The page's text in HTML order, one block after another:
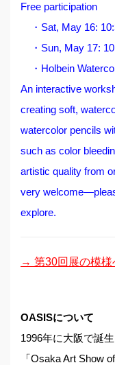
Free participation
・Sat, May 16:
・Sun, May 17:
・Holbein
An interactive
creating soft,
watercolor pencils
such as color
artistic quality from
very
explore.
→ 第30回展の模様
OASISについて
1996年に大阪で誕
「Osaka Art Show